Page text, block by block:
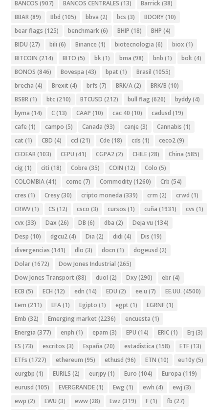
BANCOS (907) BANCOS CENTRALES (13) Barrick(38)
BBAR(89) Bbd (105) bbva (2) bcs (3) BDORY(10)
bear flags (125) benchmark(6) BHIP (18) BHP (4)
BIDU (27) bili (6) Binance (1) biotecnologia (6) biox (1)
BITCOIN (214) BITO (5) bk(1) bma (98) bnb (1) bolt (4)
BONOS (846) Bovespa (43) bpat (1) Brasil (1055)
brecha (4) Brexit (4) brfs (7) BRK/A(2) BRK/B (10)
BSBR(1) btc(210) BTCUSD (212) bull flag (626) byddy(4)
byma (14) C(13) CAAP (10) cac 40 (10) cadusd (19)
cafe (1) campo (5) Canada (93) canje (3) Cannabis (1)
cat (1) CBD (4) ccl (21) Cde (18) cds (1) ceco2(9)
CEDEAR(103) CEPU (41) CGPA2(2) CHILE(28) China (585)
cig (1) citi (18) Cobre (35) COIN (12) Colo (5)
COLOMBIA(41) come (7) Commodity(1260) Crb (54)
cres (1) Cresy(30) cripto moneda (339) crm (2) crwd (1)
CRWV(1) CS (12) csco (3) cursos (1) cuña (1931) cvs (1)
cvx (33) Dax (26) DB (6) dba (2) Deja vu (134)
Desp (10) dgcu2(4) Dia (2) didi (4) Dis (19)
divergencias (141) dlo (3) docn (1) dogeusd (2)
Dolar(1672) Dow Jones Industrial (265)
Dow Jones Transport (88) duol (2) Dxy(290) ebr(4)
ECB (5) ECH (12) edn (14) EDU (2) ee.u (7) EE.UU. (4500)
Eem (211) EFA(1) Egipto (1) egpt (1) EGRNF(1)
Emb (32) Emerging market (2236) encuesta (1)
Energia (377) enph (1) epam (3) EPU (14) ERIC(1) Erj (3)
ES (73) escritos (3) España (20) estadistica (158) ETF(13)
ETFs (1727) ethereum (95) ethusd (96) ETN (10) eu10y(5)
eurgbp (1) EURILS (2) eurjpy(1) Euro (104) Europa (119)
eurusd (105) EVERGRANDE(1) Ewg (1) ewh (4) ewj (3)
ewp (2) EWU (3) eww(28) Ewz (319) F(1) fb (27)